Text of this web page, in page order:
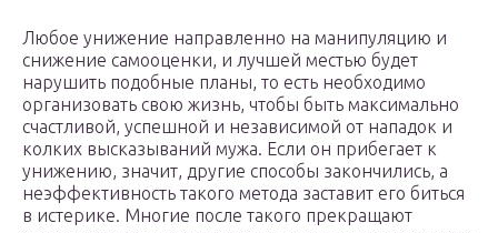
Любое унижение направленно на манипуляцию и
снижение самооценки, и лучшей местью будет
нарушить подобные планы, то есть необходимо
организовать свою жизнь, чтобы быть максимально
счастливой, успешной и независимой от нападок и
колких высказываний мужа. Если он прибегает к
унижению, значит, другие способы закончились, а
неэффективность такого метода заставит его биться
в истерике. Многие после такого прекращают